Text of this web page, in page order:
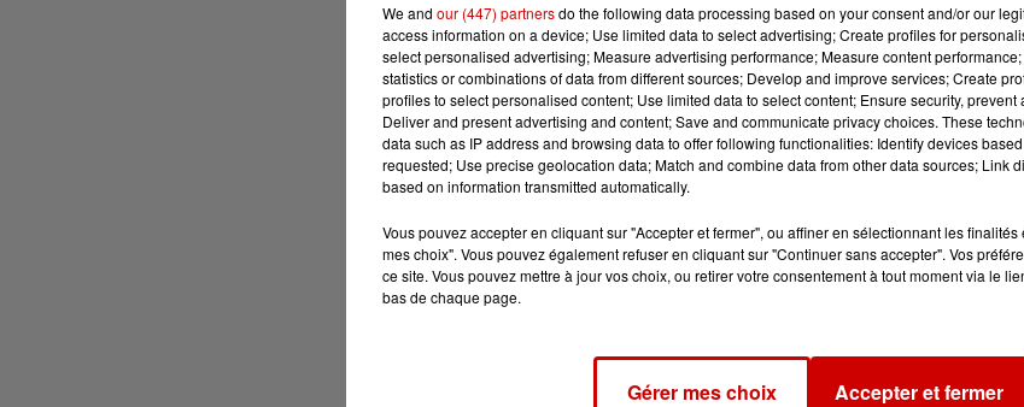
We and our (447) partnersdo the following data processing based on your consent and/or our
access information on a device; Use limited data to select advertising; Create profiles for
select personalised advertising; Measure advertising performance; Measure content
statistics or combinations of data from different sources; Develop and improve services; Create
profiles to select personalised content; Use limited data to select content; Ensure security, prevent
Deliver and present advertising and content; Save and communicate privacy choices. These
data such as IP address and browsing data to offer following functionalities: Identify devices
requested; Use precise geolocation data; Match and combine data from other data sources; Link
based on information transmitted automatically.
Vous pouvez accepter en cliquant sur "Accepter et fermer", ou affiner en sélectionnant les
mes choix". Vous pouvez également refuser en cliquant sur "Continuer sans accepter". Vos
ce site. Vous pouvez mettre à jour vos choix, ou retirer votre consentement à tout moment via le
bas de chaque page.
Gérer mes choix Accepter et fermer